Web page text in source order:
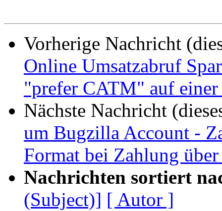
Vorherige Nachricht
Online Umsatzabruf
"prefer CATM" auf einer
Nächste Nachricht
um Bugzilla Account -
Format bei Zahlung
Nachrichten sortiert
(Subject)] [ Autor ]